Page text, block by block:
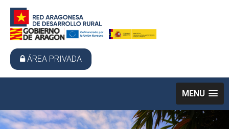
ÁREA PRIVADA
MENU